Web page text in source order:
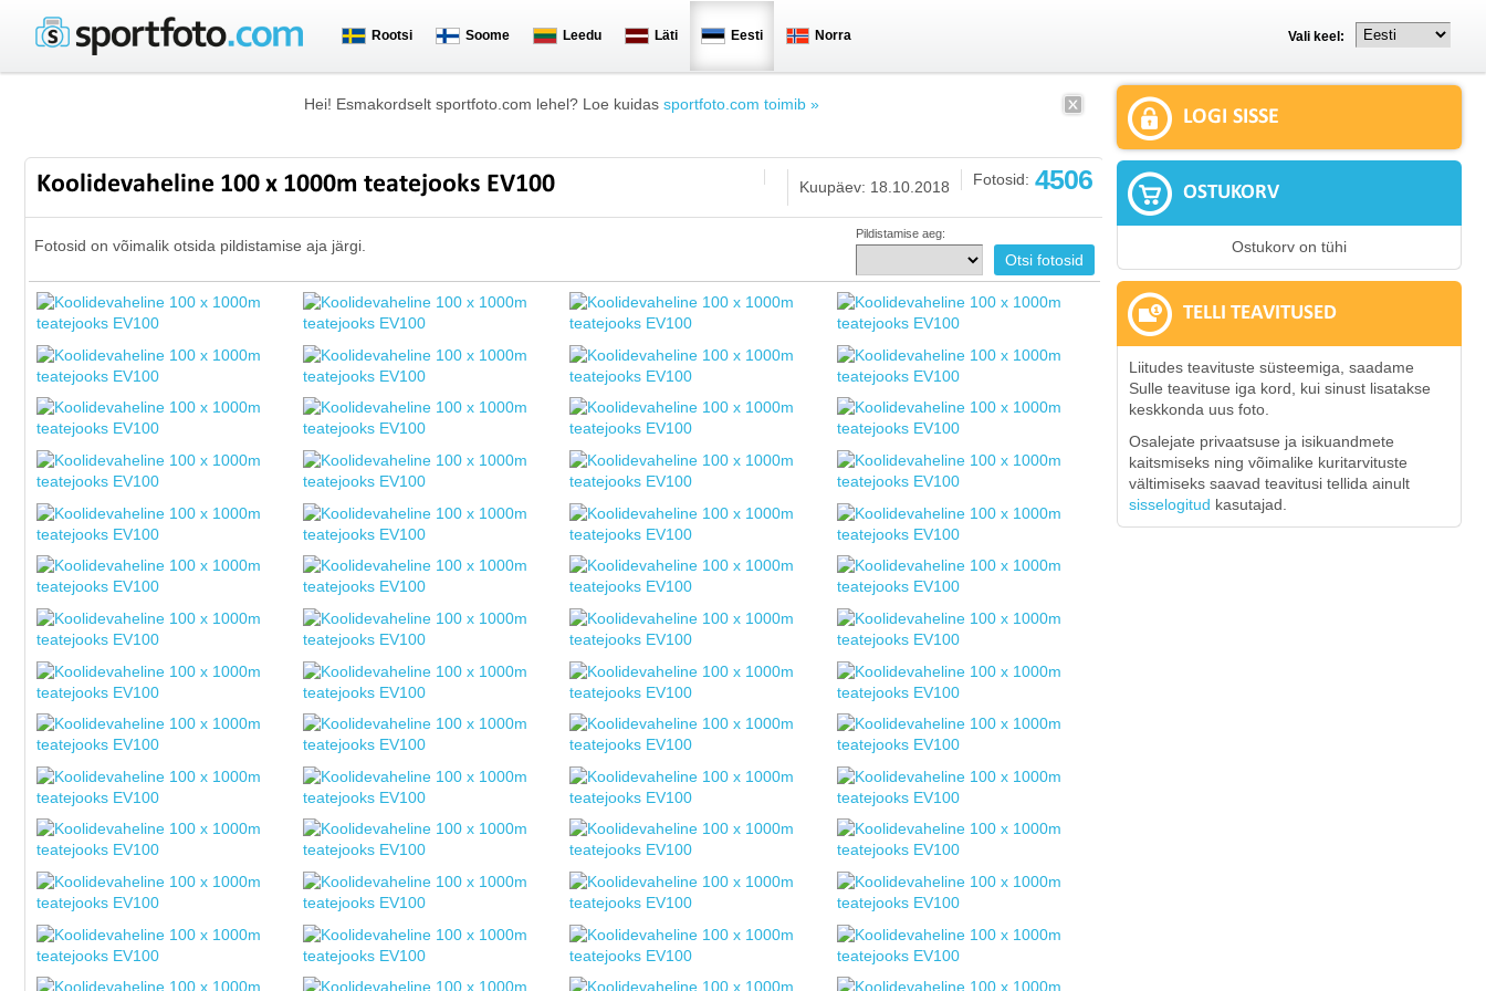
Rootsi Soome Leedu Läti Eesti Norra Vali keel:
Hei! Esmakordselt sportfoto.com lehel? Loe kuidas sportfoto.com toimib »
Koolidevaheline 100 x 1000m teatejooks EV100 Fotosid: 4506
Kuupäev: 18.10.2018
Fotosid on võimalik otsida pildistamise aja järgi.
Pildistamise aeg:
LOGI SISSE
OSTUKORV
Ostukorv on tühi
TELLI TEAVITUSED
Liitudes teavituste süsteemiga, saadame
Sulle teavituse iga kord, kui sinust lisatakse
keskkonda uus foto.
Osalejate privaatsuse ja isikuandmete
kaitsmiseks ning võimalike kuritarvituste
vältimiseks saavad teavitusi tellida ainult
sisselogitud kasutajad.